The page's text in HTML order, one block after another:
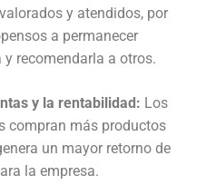
y atendidos, por
a permanecer
y recomendarla a otros.
y la rentabilidad: Los
compran más productos
un mayor retorno de
la empresa.